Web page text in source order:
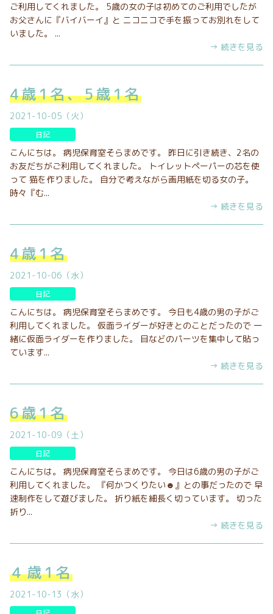
ご利用してくれました。 5歳の女の子は初めてのご利用でしたが
お父さんに『バイバーイ』と ニコニコで手を振ってお別れをして
いました。 ...
→ 続きを見る
4歳1名、5歳1名
2021-10-05（火）
日記
こんにちは。 病児保育室そらまめです。 昨日に引き続き、2名の
お友だちがご利用してくれました。 トイレットペーパーの芯を使
って 猫を作りました。 自分で考えながら画用紙を切る女の子。
時々『む...
→ 続きを見る
4歳1名
2021-10-06（水）
日記
こんにちは。 病児保育室そらまめです。 今日も4歳の男の子がご
利用してくれました。 仮面ライダーが好きとのことだったので 一
緒に仮面ライダーを作りました。 目などのパーツを集中して貼っ
ています...
→ 続きを見る
6歳1名
2021-10-09（土）
日記
こんにちは。 病児保育室そらまめです。 今日は6歳の男の子がご
利用してくれました。 『何かつくりたい☻』との事だったので 早
速制作をして遊びました。 折り紙を細長く切っています。 切った
折り...
→ 続きを見る
４歳1名
2021-10-13（水）